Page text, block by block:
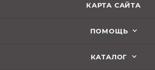
КАРТА САЙТА
ПОМОЩЬ
КАТАЛОГ